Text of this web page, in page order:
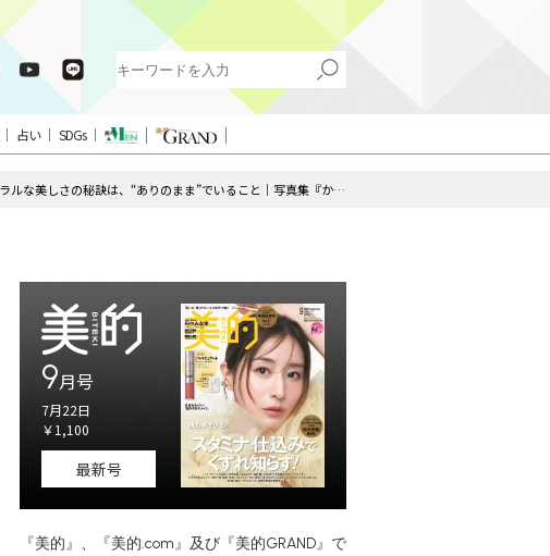
占い SDGs
飯豊まりえさんのナチュラルな美しさの秘訣は、“ありのまま”でいること｜写真集『かの日、』発売インタビュー
9月号
7月22日
￥1,100
最新号
『美的』、『美的.com』及び『美的GRAND』で